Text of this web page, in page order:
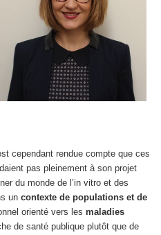
cependant rendue compte que ces
pas pleinement à son projet
du monde de l’in vitro et des
un contexte de populations et de
orienté vers les maladies
de santé publique plutôt que de